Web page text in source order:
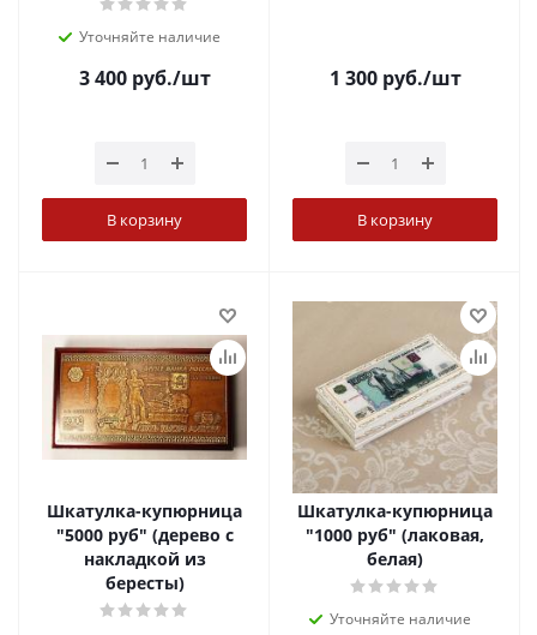
Уточняйте наличие
3 400руб./шт
В корзину
1 300руб./шт
В корзину
Шкатулка-купюрница
"5000 руб" (дерево с
накладкой из
бересты)
Шкатулка-купюрница
"1000 руб" (лаковая,
белая)
Уточняйте наличие